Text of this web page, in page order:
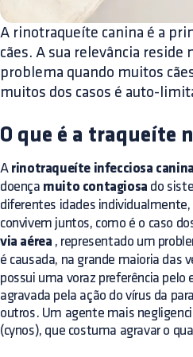
A rinotraqueíte canina é a
cães. A sua relevância
problema quando muitos
muitos dos casos é auto-
O que é a traqueíte
A rinotraqueíte infecciosa canina
doença muito contagiosa do
diferentes idades
convivem juntos, como é o caso
via aérea , representado um
é causada, na grande maioria das
possui uma voraz preferência pelo
agravada pela ação do vírus da
outros. Um agente mais
(cynos), que costuma agravar o